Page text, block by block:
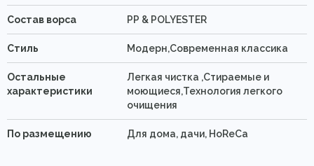
Состав ворса PP & POLYESTER
Стиль Модерн,Современная классика
Остальные
характеристики
Легкая чистка ,Стираемые и
моющиеся,Технология легкого
очищения
По размещению Для дома, дачи, HoReCa